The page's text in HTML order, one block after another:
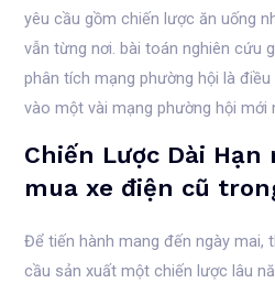
yêu cầu gồm chiến lược ăn uống
vẫn từng nơi. bài toán nghiên cứu
phân tích mạng phường hội là
vào một vài mạng phường hội mới
Chiến Lược Dài
mua xe điện cũ
Để tiến hành mang đến ngày mai,
cầu sản xuất một chiến lược lâu